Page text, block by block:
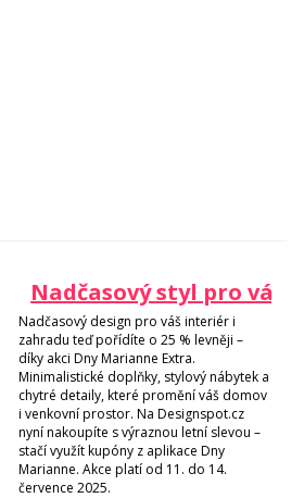
Nadčasový styl pro váš
Nadčasový design pro váš interiér i
zahradu teď pořídíte o 25 % levněji –
díky akci Dny Marianne Extra.
Minimalistické doplňky, stylový nábytek a
chytré detaily, které promění váš domov
i venkovní prostor. Na Designspot.cz
nyní nakoupíte s výraznou letní slevou –
stačí využít kupóny z aplikace Dny
Marianne. Akce platí od 11. do 14.
července 2025.